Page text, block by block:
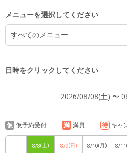
メニューを選択してください
すべてのメニュー
日時をクリックしてください
2026/08/08(土) 〜
仮 仮予約受付 満 満員 待 キャ
8/8(土) 8/9(日) 8/10(月) 8/11